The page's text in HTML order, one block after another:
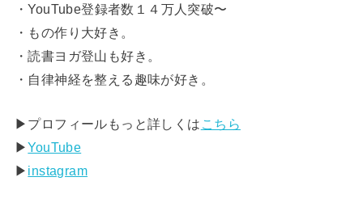
・YouTube登録者数１４万人突破〜
・もの作り大好き。
・読書ヨガ登山も好き。
・自律神経を整える趣味が好き。
▶︎プロフィールもっと詳しくは こちら
▶︎YouTube
▶︎ instagram